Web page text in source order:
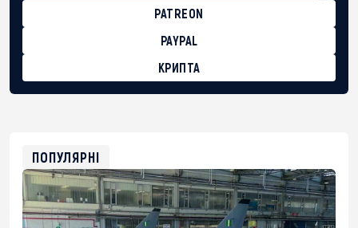
PATREON
PAYPAL
КРИПТА
0xfD02863D3289416fcF50975c9DFda13623f97758
ПОПУЛЯРНІ